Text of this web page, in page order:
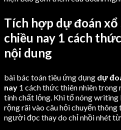
Tích hợp dự đoán
chiều nay 1 cách
nội dung
bài bác toán tiêu ứng dụng dự
nay 1 cách thức thiên nhiên trong
tính chất lỏng. Khi tổ nóng
rộng rãi vào câu hỏi chuyển thông
người đọc thay do chỉ nhồi nhét